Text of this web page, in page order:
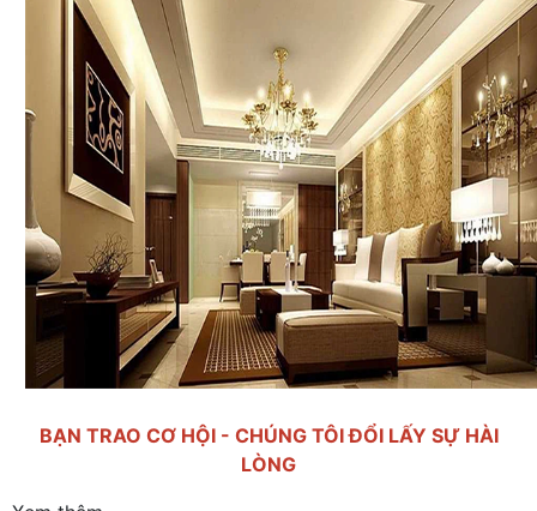
BẠN TRAO CƠ HỘI - CHÚNG TÔI ĐỔI LẤY SỰ HÀI
LÒNG